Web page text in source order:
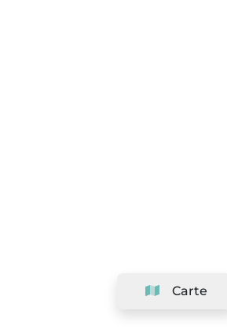
Carte